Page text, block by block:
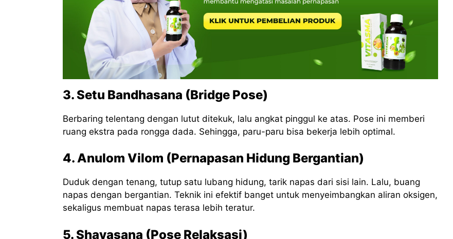
3. Setu Bandhasana (Bridge Pose)
Berbaring telentang dengan lutut ditekuk, lalu angkat pinggul ke atas. Pose ini memberi
ruang ekstra pada rongga dada. Sehingga, paru-paru bisa bekerja lebih optimal.
4. Anulom Vilom (Pernapasan Hidung Bergantian)
Duduk dengan tenang, tutup satu lubang hidung, tarik napas dari sisi lain. Lalu, buang
napas dengan bergantian. Teknik ini efektif banget untuk menyeimbangkan aliran oksigen,
sekaligus membuat napas terasa lebih teratur.
5. Shavasana (Pose Relaksasi)